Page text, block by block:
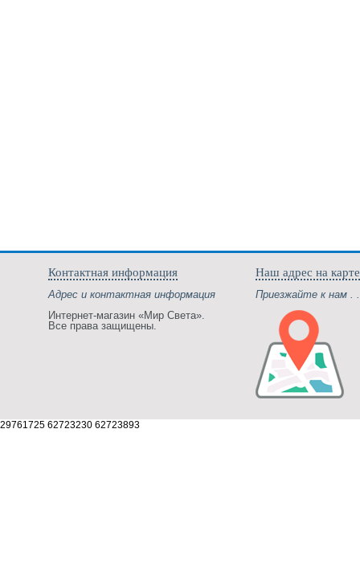
Контактная информация
Адрес и контактная информация
Интернет-магазин «Мир Света».
Все права защищены.
Наш адрес на карте
Приезжайте к нам .
29761725 62723230 62723893